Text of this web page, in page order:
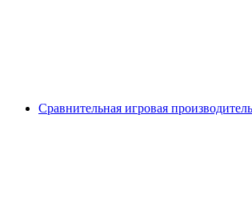
Сравнительная игровая